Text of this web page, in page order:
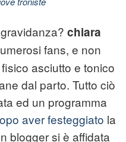
chiara
fans, e non
asciutto e tonico
dal parto. Tutto ciò
ed un programma
aver festeggiato la
blogger si è affidata